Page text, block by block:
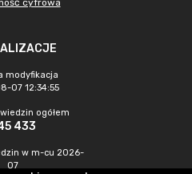
cyfrowa
modyfikacja
07 12:34:55
ogółem
433
w m-cu 2026-
07